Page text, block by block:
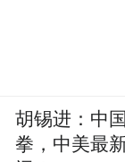
胡锡进：中
拳，中美最